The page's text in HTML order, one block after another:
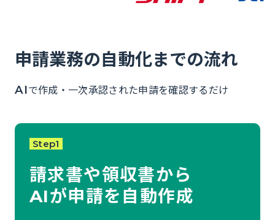
申請業務の自動化までの流れ
AIで作成・一次承認された申請を確認するだけ
Step1
請求書や領収書から
AIが申請を自動作成